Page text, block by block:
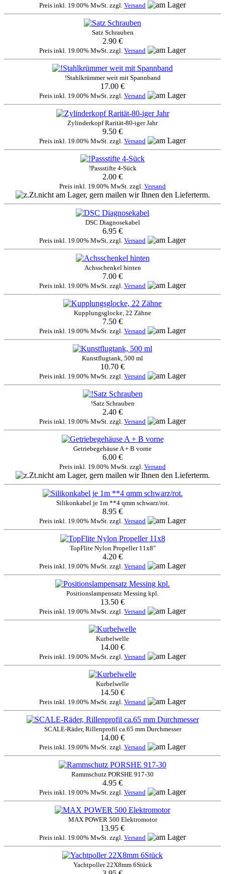
Preis inkl. 19.00% MwSt. zzgl. Versand
Satz Schrauben
2.90 €
Preis inkl. 19.00% MwSt. zzgl. Versand
!Stahlkrümmer weit mit Spannband
17.00 €
Preis inkl. 19.00% MwSt. zzgl. Versand
Zylinderkopf Rarität-80-iger Jahr
9.50 €
Preis inkl. 19.00% MwSt. zzgl. Versand
!Passstifte 4-Sück
2.00 €
Preis inkl. 19.00% MwSt. zzgl. Versand
DSC Diagnosekabel
6.95 €
Preis inkl. 19.00% MwSt. zzgl. Versand
Achsschenkel hinten
7.00 €
Preis inkl. 19.00% MwSt. zzgl. Versand
Kupplungsglocke, 22 Zähne
7.50 €
Preis inkl. 19.00% MwSt. zzgl. Versand
Kunstflugtank, 500 ml
10.70 €
Preis inkl. 19.00% MwSt. zzgl. Versand
!Satz Schrauben
2.40 €
Preis inkl. 19.00% MwSt. zzgl. Versand
Getriebegehäuse A + B vorne
6.00 €
Preis inkl. 19.00% MwSt. zzgl. Versand
Silikonkabel je 1m **4 qmm schwarz/rot.
8.95 €
Preis inkl. 19.00% MwSt. zzgl. Versand
TopFlite Nylon Propeller 11x8"
4.20 €
Preis inkl. 19.00% MwSt. zzgl. Versand
Positionslampensatz Messing kpl.
13.50 €
Preis inkl. 19.00% MwSt. zzgl. Versand
Kurbelwelle
14.00 €
Preis inkl. 19.00% MwSt. zzgl. Versand
Kurbelwelle
14.50 €
Preis inkl. 19.00% MwSt. zzgl. Versand
SCALE-Räder, Rillenprofil ca.65 mm Durchmesser
14.00 €
Preis inkl. 19.00% MwSt. zzgl. Versand
Rammschutz PORSHE 917-30
4.95 €
Preis inkl. 19.00% MwSt. zzgl. Versand
MAX POWER 500 Elektromotor
13.95 €
Preis inkl. 19.00% MwSt. zzgl. Versand
Yachtpoller 22X8mm 6Stück